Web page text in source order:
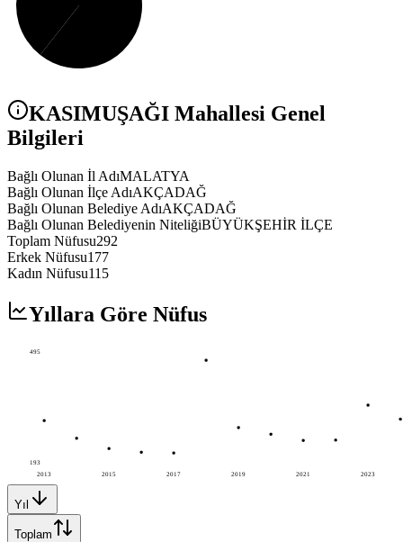
KASIMUŞAĞI Mahallesi Genel
Bilgileri
Bağlı Olunan İl AdıMALATYA
Bağlı Olunan İlçe AdıAKÇADAĞ
Bağlı Olunan Belediye AdıAKÇADAĞ
Bağlı Olunan Belediyenin NiteliğiBÜYÜKŞEHİR İLÇE
Toplam Nüfusu292
Erkek Nüfusu177
Kadın Nüfusu115
Yıllara Göre Nüfus
2013 2015 2017 2019 2021 2023
495
193
Yıl
Toplam